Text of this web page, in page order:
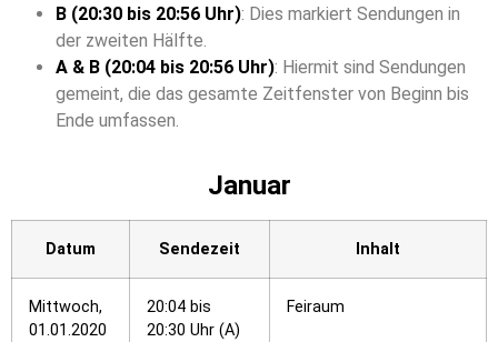
B (20:30 bis 20:56 Uhr): Dies markiert Sendungen in
der zweiten Hälfte.
A & B (20:04 bis 20:56 Uhr): Hiermit sind Sendungen
gemeint, die das gesamte Zeitfenster von Beginn bis
Ende umfassen.
Januar
Datum Sendezeit Inhalt
Mittwoch,
01.01.2020
20:04 bis
20:30 Uhr (A)
Feiraum